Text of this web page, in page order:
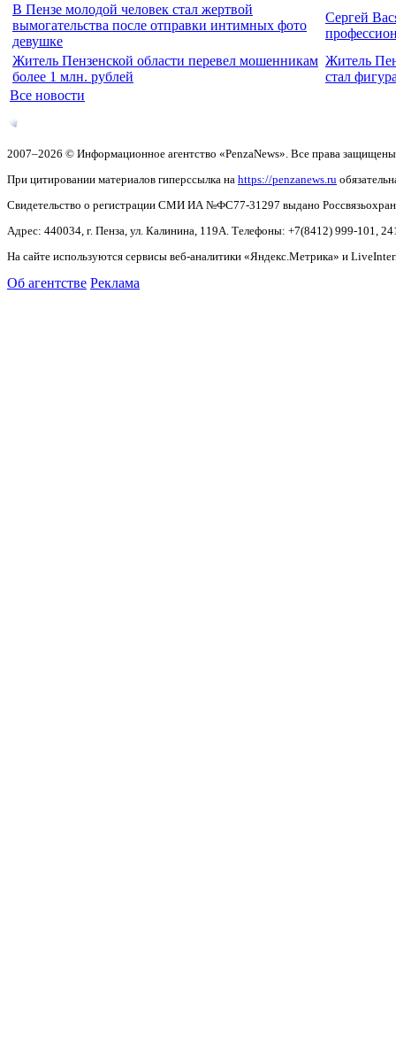
В Пензе молодой человек стал жертвой
вымогательства после отправки интимных фото
девушке
Сергей
Житель Пензенской области перевел мошенникам
более 1 млн. рублей
Житель
стал
Все новости
2007–2026 © Информационное агентство «PenzaNews». Все права
При цитировании материалов гиперссылка на https://penzanews.ru
Свидетельство о регистрации СМИ ИА №ФС77-31297 выдано
Адрес: 440034, г. Пенза, ул. Калинина, 119А. Телефоны: +7(8412) 999-101,
На сайте используются сервисы веб-аналитики «Яндекс.Метрика» и
Об агентстве Реклама